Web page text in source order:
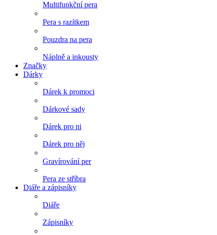
Multifunkční pera
Pera s razítkem
Pouzdra na pera
Náplně a inkousty
Značky
Dárky
Dárek k promoci
Dárkové sady
Dárek pro ni
Dárek pro něj
Gravírování per
Pera ze stříbra
Diáře a zápisníky
Diáře
Zápisníky